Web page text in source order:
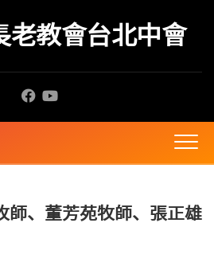
老教會台北中會
師、董芳苑牧師、張正雄